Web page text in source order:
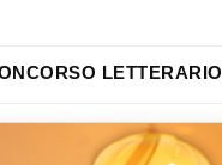
LETTERARIO